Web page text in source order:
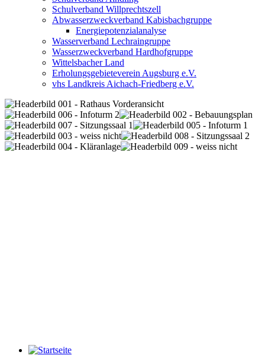
Schulverband Willprechtszell
Abwasserzweckverband Kabisbachgruppe
Energiepotenzialanalyse
Wasserverband Lechraingruppe
Wasserzweckverband Hardhofgruppe
Wittelsbacher Land
Erholungsgebieteverein Augsburg e.V.
vhs Landkreis Aichach-Friedberg e.V.